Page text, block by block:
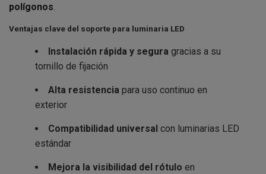
polígonos.
Ventajas clave del soporte para luminaria LED
Instalación rápida y segura gracias a su
tornillo de fijación
Alta resistencia para uso continuo en
exterior
Compatibilidad universal con luminarias LED
estándar
Mejora la visibilidad del rótulo en